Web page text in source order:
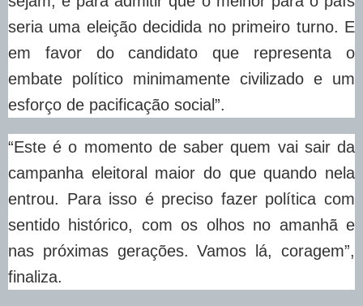
seria uma eleição decidida no primeiro turno. E
em favor do candidato que representa o
embate político minimamente civilizado e um
esforço de pacificação social”.
“Este é o momento de saber quem vai sair da
campanha eleitoral maior do que quando nela
entrou. Para isso é preciso fazer política com
sentido histórico, com os olhos no amanhã e
nas próximas gerações. Vamos lá, coragem”,
finaliza.